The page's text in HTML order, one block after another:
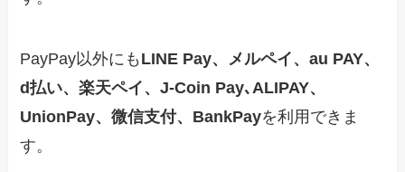
PayPay以外にも LINE Pay、メルペイ、au PAY、
d払い、楽天ペイ、J-Coin Pay､ALIPAY、
UnionPay、微信支付、BankPayを利用できま
す。